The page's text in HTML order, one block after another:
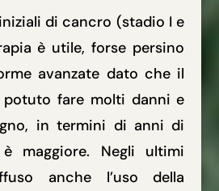
di cancro (stadio I e
è utile, forse persino
avanzate dato che il
fare molti danni e
in termini di anni di
è maggiore. Negli ultimi
anche l’uso della